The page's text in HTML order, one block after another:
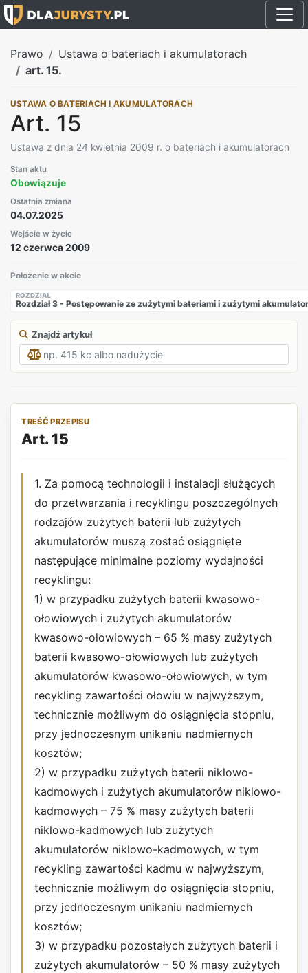
Prawo
Ustawa o bateriach i akumulatorach
art. 15.
USTAWA O BATERIACH I AKUMULATORACH
Art. 15
Ustawa z dnia 24 kwietnia 2009 r. o bateriach i akumulatorach
Stan aktu
Obowiązuje
Ostatnia zmiana
04.07.2025
Wejście w życie
12 czerwca 2009
Położenie w akcie
ROZDZIAŁ
Rozdział 3 - Postępowanie ze zużytymi bateriami i zużytymi
Znajdź artykuł
TREŚĆ PRZEPISU
Art. 15
1. Za pomocą technologii i instalacji służących
do przetwarzania i recyklingu poszczególnych
rodzajów zużytych baterii lub zużytych
akumulatorów muszą zostać osiągnięte
następujące minimalne poziomy wydajności
recyklingu:
1) w przypadku zużytych baterii kwasowo-
ołowiowych i zużytych akumulatorów
kwasowo-ołowiowych – 65 % masy zużytych
baterii kwasowo-ołowiowych lub zużytych
akumulatorów kwasowo-ołowiowych, w tym
recykling zawartości ołowiu w najwyższym,
technicznie możliwym do osiągnięcia stopniu,
przy jednoczesnym unikaniu nadmiernych
kosztów;
2) w przypadku zużytych baterii niklowo-
kadmowych i zużytych akumulatorów niklowo-
kadmowych – 75 % masy zużytych baterii
niklowo-kadmowych lub zużytych
akumulatorów niklowo-kadmowych, w tym
recykling zawartości kadmu w najwyższym,
technicznie możliwym do osiągnięcia stopniu,
przy jednoczesnym unikaniu nadmiernych
kosztów;
3) w przypadku pozostałych zużytych baterii i
zużytych akumulatorów – 50 % masy zużytych